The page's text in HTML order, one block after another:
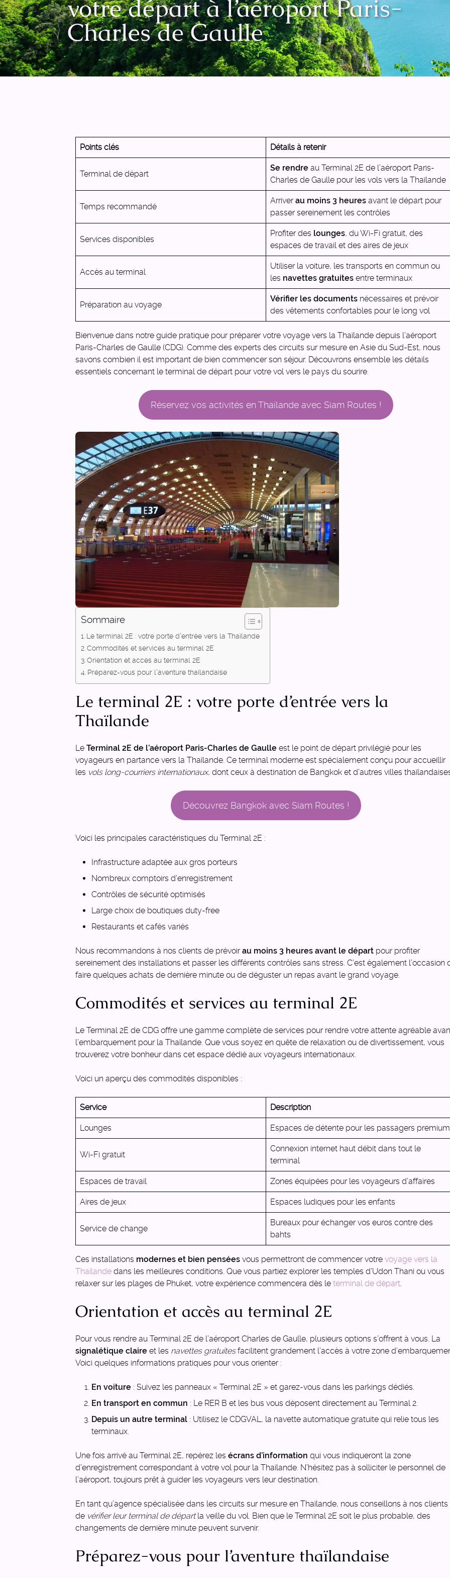
votre départ à l’aéroport Paris-
Charles de Gaulle
Points clés Détails à retenir
Terminal de départ
Se rendre au Terminal 2E de l’aéroport Paris-
Charles de Gaulle pour les vols vers la Thaïlande
Temps recommandé
Arriverau moins 3 heures avant le départ pour
passer sereinement les contrôles
Services disponibles
Profiter des lounges, du Wi-Fi gratuit, des
espaces de travail et des aires de jeux
Accès au terminal
Utiliser la voiture, les transports en commun ou
les navettes gratuites entre terminaux
Préparation au voyage
Vérifier les documents nécessaires et prévoir
des vêtements confortables pour le long vol
Bienvenue dans notre guide pratique pour préparer votre voyage vers la Thaïlande depuis l’aéroport
Paris-Charles de Gaulle (CDG). Comme des experts des circuits sur mesure en Asie du Sud-Est, nous
savons combien il est important de bien commencer son séjour. Découvrons ensemble les détails
essentiels concernant le terminal de départ pour votre vol vers le pays du sourire.
Réservez vos activités en Thaïlande avec Siam Routes !
Sommaire
Le terminal 2E : votre porte d’entrée vers la Thaïlande
Commodités et services au terminal 2E
Orientation et accès au terminal 2E
Préparez-vous pour l’aventure thaïlandaise
Le terminal 2E : votre porte d’entrée vers la
Thaïlande
Le Terminal 2E de l’aéroport Paris-Charles de Gaulle est le point de départ privilégié pour les
voyageurs en partance vers la Thaïlande. Ce terminal moderne est spécialement conçu pour accueillir
les vols long-courriers internationaux, dont ceux à destination de Bangkok et d’autres villes
Découvrez Bangkok avec Siam Routes !
Voici les principales caractéristiques du Terminal 2E :
Infrastructure adaptée aux gros porteurs
Nombreux comptoirs d’enregistrement
Contrôles de sécurité optimisés
Large choix de boutiques duty-free
Restaurants et cafés variés
Nous recommandons à nos clients de prévoirau moins 3 heures avant le départ pour profiter
sereinement des installations et passer les différents contrôles sans stress. C’est également l’occasion
faire quelques achats de dernière minute ou de déguster un repas avant le grand voyage.
Commodités et services au terminal 2E
Le Terminal 2E de CDG offre une gamme complète de services pour rendre votre attente agréable
l’embarquement pour la Thaïlande. Que vous soyez en quête de relaxation ou de divertissement, vous
trouverez votre bonheur dans cet espace dédié aux voyageurs internationaux.
Voici un aperçu des commodités disponibles :
Service Description
Lounges Espaces de détente pour les passagers premium
Wi-Fi gratuit
Connexion internet haut débit dans tout le
terminal
Espaces de travail Zones équipées pour les voyageurs d’affaires
Aires de jeux Espaces ludiques pour les enfants
Service de change
Bureaux pour échanger vos euros contre des
bahts
Ces installations modernes et bien pensées vous permettront de commencer votre voyage vers la
Thaïlande dans les meilleures conditions. Que vous partiez explorer les temples d’Udon Thani ou vous
relaxer sur les plages de Phuket, votre expérience commencera dès le terminal de départ.
Orientation et accès au terminal 2E
Pour vous rendre au Terminal 2E de l’aéroport Charles de Gaulle, plusieurs options s’offrent à vous. La
signalétique claire et les navettes gratuitesfacilitent grandement l’accès à votre zone
Voici quelques informations pratiques pour vous orienter :
En voiture : Suivez les panneaux « Terminal 2E » et garez-vous dans les parkings dédiés.
En transport en commun : Le RER B et les bus vous déposent directement au Terminal 2.
Depuis un autre terminal : Utilisez le CDGVAL, la navette automatique gratuite qui relie tous les
terminaux.
Une fois arrivé au Terminal 2E, repérez les écrans d’information qui vous indiqueront la zone
d’enregistrement correspondant à votre vol pour la Thaïlande. N’hésitez pas à solliciter le personnel de
l’aéroport, toujours prêt à guider les voyageurs vers leur destination.
En tant qu’agence spécialisée dans les circuits sur mesure en Thaïlande, nous conseillons à nos clients
de vérifier leur terminal de départla veille du vol. Bien que le Terminal 2E soit le plus probable, des
changements de dernière minute peuvent survenir.
Préparez-vous pour l’aventure thaïlandaise